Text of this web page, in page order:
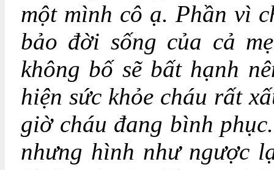
một mình cô ạ. Phần vì
bảo đời sống của cả
không bố sẽ bất hạnh
hiện sức khỏe cháu rất
giờ cháu đang bình
nhưng hình như ngược